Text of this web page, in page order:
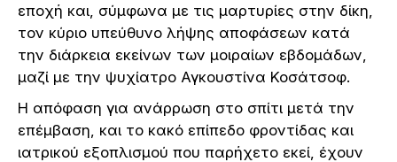
εποχή και, σύμφωνα με τις μαρτυρίες στην δίκη,
τον κύριο υπεύθυνο λήψης αποφάσεων κατά
την διάρκεια εκείνων των μοιραίων εβδομάδων,
μαζί με την ψυχίατρο Αγκουστίνα Κοσάτσοφ.
Η απόφαση για ανάρρωση στο σπίτι μετά την
επέμβαση, και το κακό επίπεδο φροντίδας και
ιατρικού εξοπλισμού που παρήχετο εκεί, έχουν